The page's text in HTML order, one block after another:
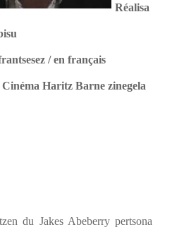
Réalisa
/ en français
Cinéma Haritz Barne zinegela
du Jakes Abeberry pertsona